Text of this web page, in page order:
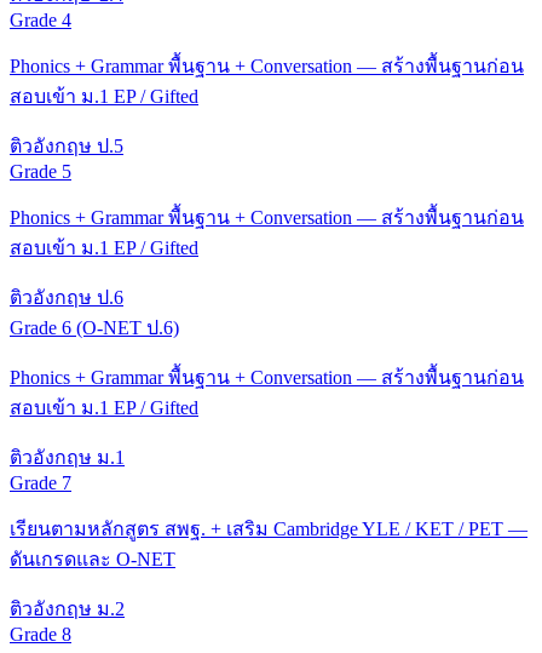
Grade 4
Phonics + Grammar พื้นฐาน + Conversation — สร้างพื้นฐานก่อน
สอบเข้า ม.1 EP / Gifted
ติวอังกฤษ ป.5
Grade 5
Phonics + Grammar พื้นฐาน + Conversation — สร้างพื้นฐานก่อน
สอบเข้า ม.1 EP / Gifted
ติวอังกฤษ ป.6
Grade 6 (O-NET ป.6)
Phonics + Grammar พื้นฐาน + Conversation — สร้างพื้นฐานก่อน
สอบเข้า ม.1 EP / Gifted
ติวอังกฤษ ม.1
Grade 7
เรียนตามหลักสูตร สพฐ. + เสริม Cambridge YLE / KET / PET —
ดันเกรดและ O-NET
ติวอังกฤษ ม.2
Grade 8